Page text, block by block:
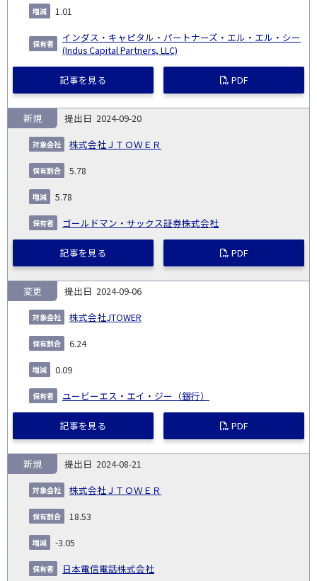
1.01
インダス・キャピタル・パートナーズ・エル・エル・シー
(Indus Capital Partners, LLC)
記事を見る PDF
2024-09-20
株式会社ＪＴＯＷＥＲ
新規
5.78
5.78
ゴールドマン・サックス証券株式会社
記事を見る PDF
2024-09-06
株式会社JTOWER
変更
6.24
0.09
ユービーエス・エイ・ジー（銀行）
記事を見る PDF
2024-08-21
株式会社ＪＴＯＷＥＲ
新規
18.53
-3.05
日本電信電話株式会社